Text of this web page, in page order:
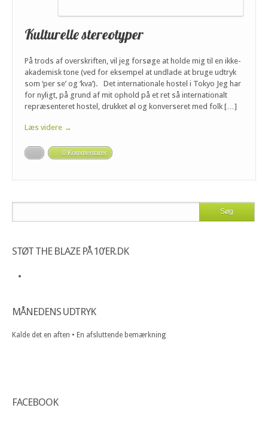
Kulturelle stereotyper
På trods af overskriften, vil jeg forsøge at holde mig til en ikke-
akademisk tone (ved for eksempel at undlade at bruge udtryk
som ‘per se’ og ‘kva’). Det internationale hostel i Tokyo Jeg har
for nyligt, på grund af mit ophold på et ret så internationalt
repræsenteret hostel, drukket øl og konverseret med folk […]
Læs videre →
0 Kommentarer
STØT THE BLAZE PÅ 10’ER.DK
MÅNEDENS UDTRYK
Kalde det en aften • En afsluttende bemærkning
FACEBOOK